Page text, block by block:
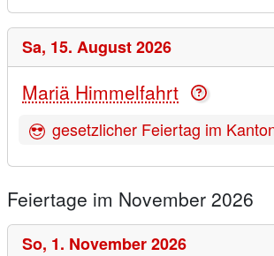
Sa, 15. August 2026
Mariä Himmelfahrt
gesetzlicher Feiertag im
Feiertage im November 2026
So, 1. November 2026